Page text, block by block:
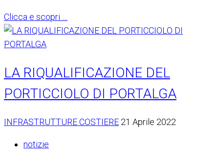
Clicca e scopri …
LA RIQUALIFICAZIONE DEL
PORTICCIOLO DI PORTALGA
INFRASTRUTTURE COSTIERE 21 Aprile 2022
notizie